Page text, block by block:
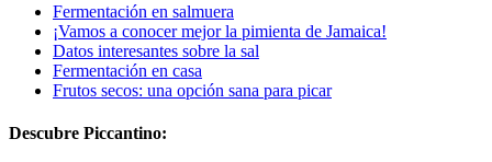
Fermentación en salmuera
¡Vamos a conocer mejor la pimienta de Jamaica!
Datos interesantes sobre la sal
Fermentación en casa
Frutos secos: una opción sana para picar
Descubre Piccantino: